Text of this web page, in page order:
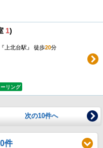
1)
上北台駅』 徒歩20分
リング
次の10件へ
件